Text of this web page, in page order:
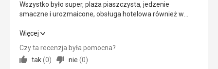
Transfer co 10 min do plaży nie cale 3 min
Wyżywienie
Dobrze
Wszystko było super, plaża piaszczysta, jedzenie
smaczne i urozmaicone, obsługa hotelowa również w
rodzinom z dziećmi.
Wszystko było super, plaża piaszczysta, jedzenie
smaczne i urozmaicone, obsługa hotelowa również w
porządku, jest kącik dla dzieci i mini klub. Polecamy hotel
rodzinom z dziećmi.
Więcej
Czy ta recenzja była pomocna?
tak(0) nie (0)